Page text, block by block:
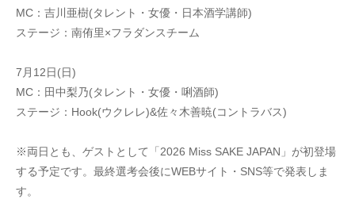
MC：吉川亜樹(タレント・女優・日本酒学講師)
ステージ：南侑里×フラダンスチーム
7月12日(日)
MC：田中梨乃(タレント・女優・唎酒師)
ステージ：Hook(ウクレレ)&佐々木善暁(コントラバス)
※両日とも、ゲストとして「2026 Miss SAKE JAPAN」が初登場
する予定です。最終選考会後にWEBサイト・SNS等で発表しま
す。